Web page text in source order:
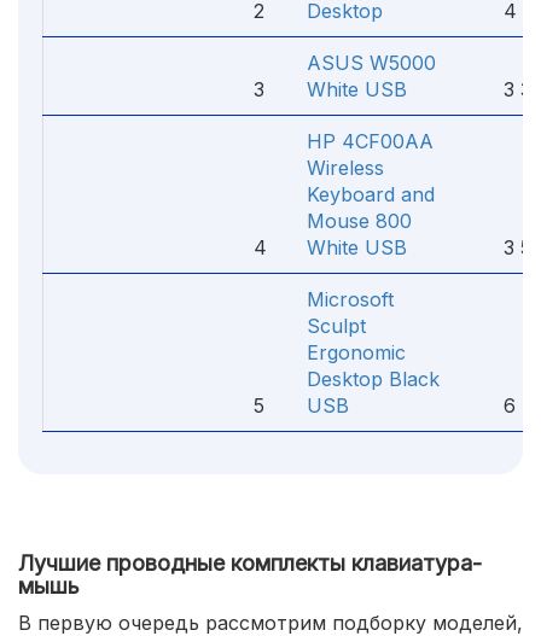
2
Desktop
4
3
ASUS W5000
White USB
3
4
HP 4CF00AA
Wireless
Keyboard and
Mouse 800
White USB
3
5
Microsoft
Sculpt
Ergonomic
Desktop Black
USB
6
Лучшие проводные комплекты клавиатура-
мышь
В первую очередь рассмотрим подборку моделей,